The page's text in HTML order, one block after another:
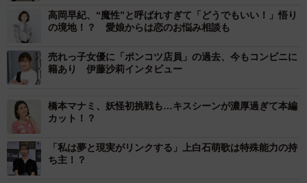
をダメな父親だと痛感することの方が多いという。「で
も“ダメでもいいじゃないか！”と思います。いい父親になろ
うとも思いません。愛おしく大好きな子供たちですが、僕
がしゃしゃり出て変に導こうとすると逆にマイナスになる
こともある。じゃあどうすればいいのか？唯一僕が子供た
ちにできること、それは働いてお金を稼ぐことです。子供
たちは僕に日々沢山のプレゼントをくれます。それに対し
て恩返しをしなければと思うものの、僕はずっともらう一
方。ならば僕は子供たちのためにお金を稼ぐのみです」。
高岡早紀、“魔性”と呼ばれすぎて「どうでもいい！」悟り
の境地！？ 愛娘からは恋のお悩み相談も
売れっ子女優に「ポンコツ店員」の過去、今もコンビニに
籍あり 伊藤沙莉インタビュー
橋本マナミ、妖怪初挑戦も…キスシーンが濃厚過ぎて本編
カット！？
「私は夢と現実がリンクする」上白石萌歌は特殊能力の持
ち主！？